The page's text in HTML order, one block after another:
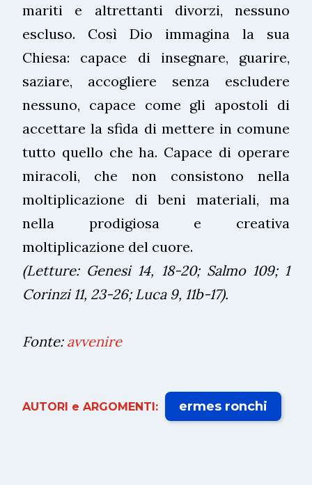
mariti e altrettanti divorzi, nessuno
escluso. Così Dio immagina la sua
Chiesa: capace di insegnare, guarire,
saziare, accogliere senza escludere
nessuno, capace come gli apostoli di
accettare la sfida di mettere in comune
tutto quello che ha. Capace di operare
miracoli, che non consistono nella
moltiplicazione di beni materiali, ma
nella prodigiosa e creativa
moltiplicazione del cuore.
(Letture: Genesi 14, 18-20; Salmo 109; 1
Corinzi 11, 23-26; Luca 9, 11b-17).
Fonte: avvenire
AUTORI e ARGOMENTI: ermes ronchi